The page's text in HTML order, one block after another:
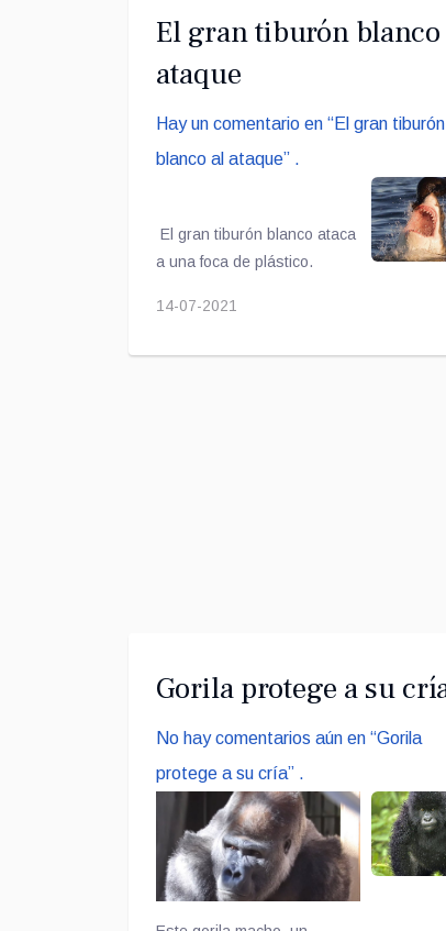
El gran tiburón
ataque
Hay un comentario en “El gran tiburón
blanco al ataque” .
El gran tiburón blanco ataca
a una foca de plástico.
14-07-2021
Gorila protege a su
No hay comentarios aún en “Gorila
protege a su cría” .